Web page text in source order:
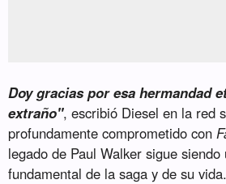
Doy gracias por esa hermandad
extraño", escribió Diesel en la red
profundamente comprometido con
legado de Paul Walker sigue
fundamental de la saga y de su vida.